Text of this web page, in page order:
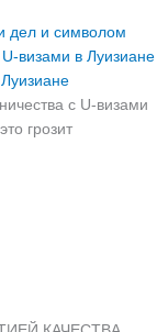
с U-визами
грозит